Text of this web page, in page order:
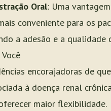
Oral: Uma
conveniente para os
a adesão e a qualidade
encorajadoras de
à doença renal
maior flexibilidade.